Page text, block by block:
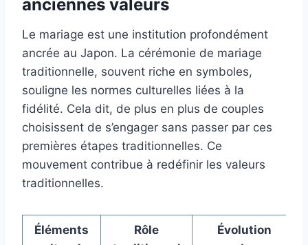
anciennes valeurs
Le mariage est une institution profondément
ancrée au Japon. La cérémonie de mariage
traditionnelle, souvent riche en symboles,
souligne les normes culturelles liées à la
fidélité. Cela dit, de plus en plus de couples
choisissent de s’engager sans passer par ces
premières étapes traditionnelles. Ce
mouvement contribue à redéfinir les valeurs
traditionnelles.
Éléments
Rôle
Évolution